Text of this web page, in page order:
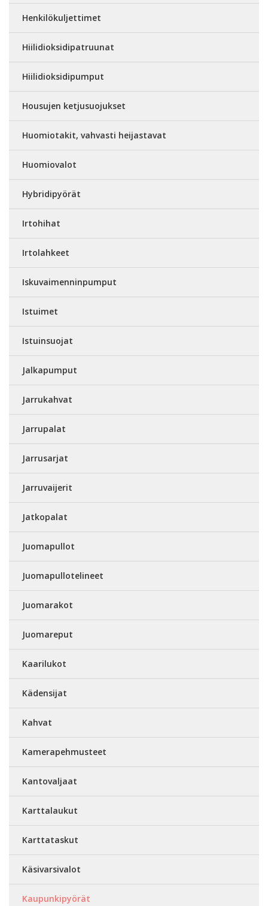
Henkilökuljettimet
Hiilidioksidipatruunat
Hiilidioksidipumput
Housujen ketjusuojukset
Huomiotakit, vahvasti heijastavat
Huomiovalot
Hybridipyörät
Irtohihat
Irtolahkeet
Iskuvaimenninpumput
Istuimet
Istuinsuojat
Jalkapumput
Jarrukahvat
Jarrupalat
Jarrusarjat
Jarruvaijerit
Jatkopalat
Juomapullot
Juomapullotelineet
Juomarakot
Juomareput
Kaarilukot
Kädensijat
Kahvat
Kamerapehmusteet
Kantovaljaat
Karttalaukut
Karttataskut
Käsivarsivalot
Kaupunkipyörät